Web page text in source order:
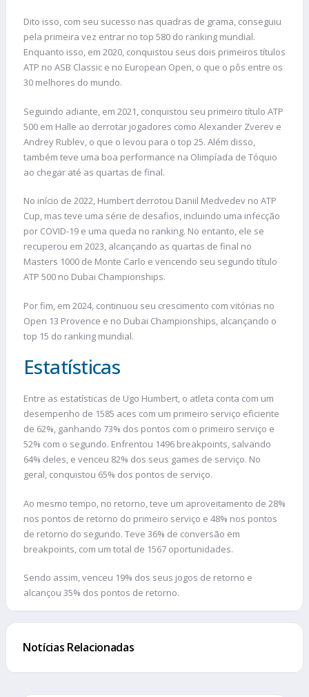
Dito isso, com seu sucesso nas quadras de grama, conseguiu
pela primeira vez entrar no top 580 do ranking mundial.
Enquanto isso, em 2020, conquistou seus dois primeiros títulos
ATP no ASB Classic e no European Open, o que o pôs entre os
30 melhores do mundo.
Seguindo adiante, em 2021, conquistou seu primeiro título ATP
500 em Halle ao derrotar jogadores como Alexander Zverev e
Andrey Rublev, o que o levou para o top 25. Além disso,
também teve uma boa performance na Olimpíada de Tóquio
ao chegar até as quartas de final.
No início de 2022, Humbert derrotou Daniil Medvedev no ATP
Cup, mas teve uma série de desafios, incluindo uma infecção
por COVID-19 e uma queda no ranking. No entanto, ele se
recuperou em 2023, alcançando as quartas de final no
Masters 1000 de Monte Carlo e vencendo seu segundo título
ATP 500 no Dubai Championships.
Por fim, em 2024, continuou seu crescimento com vitórias no
Open 13 Provence e no Dubai Championships, alcançando o
top 15 do ranking mundial.
Estatísticas
Entre as estatísticas de Ugo Humbert, o atleta conta com um
desempenho de 1585 aces com um primeiro serviço eficiente
de 62%, ganhando 73% dos pontos com o primeiro serviço e
52% com o segundo. Enfrentou 1496 breakpoints, salvando
64% deles, e venceu 82% dos seus games de serviço. No
geral, conquistou 65% dos pontos de serviço.
Ao mesmo tempo, no retorno, teve um aproveitamento de 28%
nos pontos de retorno do primeiro serviço e 48% nos pontos
de retorno do segundo. Teve 36% de conversão em
breakpoints, com um total de 1567 oportunidades.
Sendo assim, venceu 19% dos seus jogos de retorno e
alcançou 35% dos pontos de retorno.
Notícias Relacionadas